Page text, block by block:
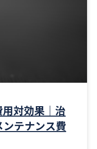
対効果｜治
テナンス費